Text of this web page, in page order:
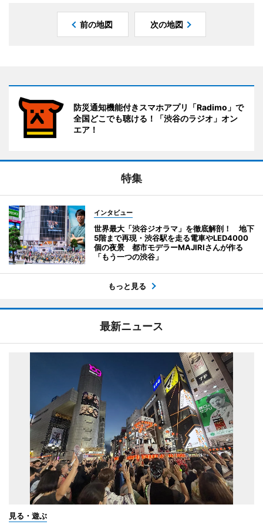
前の地図 次の地図
防災通知機能付きスマホアプリ「Radimo」で
全国どこでも聴ける！「渋谷のラジオ」オン
エア！
特集
インタビュー
世界最大「渋谷ジオラマ」を徹底解剖！ 地下
5階まで再現・渋谷駅を走る電車やLED4000
個の夜景 都市モデラーMAJIRIさんが作る
「もう一つの渋谷」
もっと見る
最新ニュース
見る・遊ぶ